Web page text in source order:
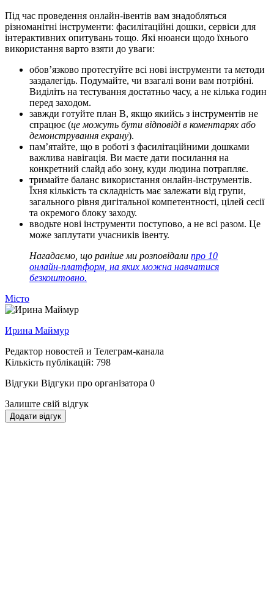
Під час проведення онлайн-івентів вам знадобляться
різноманітні інструменти: фасилітаційні дошки, сервіси для
інтерактивних опитувань тощо. Які нюанси щодо їхнього
використання варто взяти до уваги:
обов’язково протестуйте всі нові інструменти та методи
заздалегідь. Подумайте, чи взагалі вони вам потрібні.
Виділіть на тестування достатньо часу, а не кілька годин
перед заходом.
завжди готуйте план B, якщо якийсь з інструментів не
спрацює (це можуть бути відповіді в коментарях або
демонстрування екрану).
пам’ятайте, що в роботі з фасилітаційними дошками
важлива навігація. Ви маєте дати посилання на
конкретний слайд або зону, куди людина потрапляє.
тримайте баланс використання онлайн-інструментів.
Їхня кількість та складність має залежати від групи,
загального рівня дигітальної компетентності, цілей сесії
та окремого блоку заходу.
вводьте нові інструменти поступово, а не всі разом. Це
може заплутати учасників івенту.
Нагадаємо, що раніше ми розповідали про 10
онлайн-платформ, на яких можна навчатися
безкоштовно.
Місто
Ирина Маймур
Редактор новостей и Телеграм-канала
Кількість публікацій: 798
Відгуки Відгуки про організатора 0
Залиште свій відгук
Додати відгук